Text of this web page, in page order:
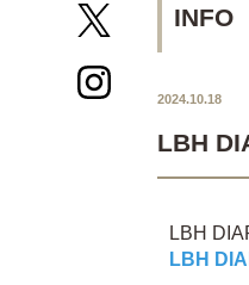
INFO
2024.10.18
LBH
LBH
LBH